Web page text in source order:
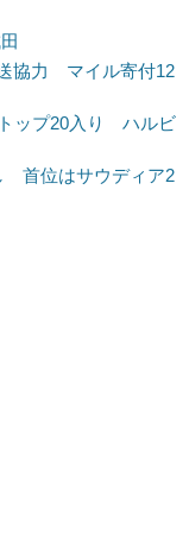
協力 マイル寄付12
ップ20入り ハルビ
首位はサウディア2